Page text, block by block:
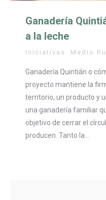
Ganadería
a la leche
Iniciativas Medio
Ganadería Quintián o
proyecto mantiene la
territorio, un producto y
una ganadería familiar
objetivo de cerrar el
producen. Tanto la…